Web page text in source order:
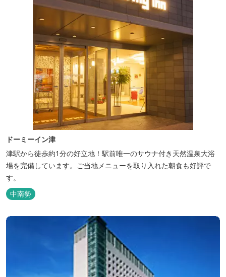
ドーミーイン津
津駅から徒歩約1分の好立地！駅前唯一のサウナ付き天然温泉大浴
場を完備しています。ご当地メニューを取り入れた朝食も好評で
す。
中南勢